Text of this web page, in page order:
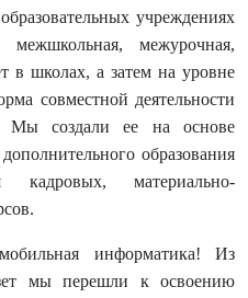
учреждениях
межшкольная, межурочная,
в школах, а затем на уровне
совместной деятельности
Мы создали ее на основе
образования
материально-
информатика! Из
мы перешли к освоению